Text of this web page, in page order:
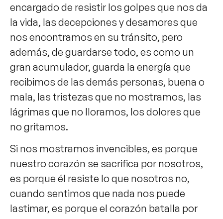
encargado de resistir los golpes que nos da
la vida, las decepciones y desamores que
nos encontramos en su tránsito, pero
además, de guardarse todo, es como un
gran acumulador, guarda la energía que
recibimos de las demás personas, buena o
mala, las tristezas que no mostramos, las
lágrimas que no lloramos, los dolores que
no gritamos.
Si nos mostramos invencibles, es porque
nuestro corazón se sacrifica por nosotros,
es porque él resiste lo que nosotros no,
cuando sentimos que nada nos puede
lastimar, es porque el corazón batalla por